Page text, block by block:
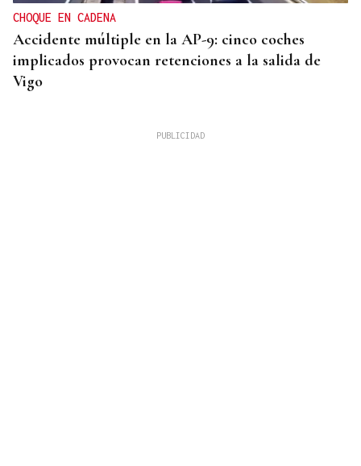
CHOQUE EN CADENA
Accidente múltiple en la AP-9: cinco coches
implicados provocan retenciones a la salida de
Vigo